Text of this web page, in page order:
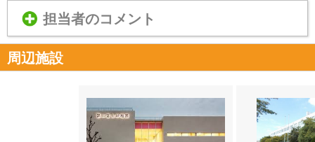
担当者のコメント
周辺施設